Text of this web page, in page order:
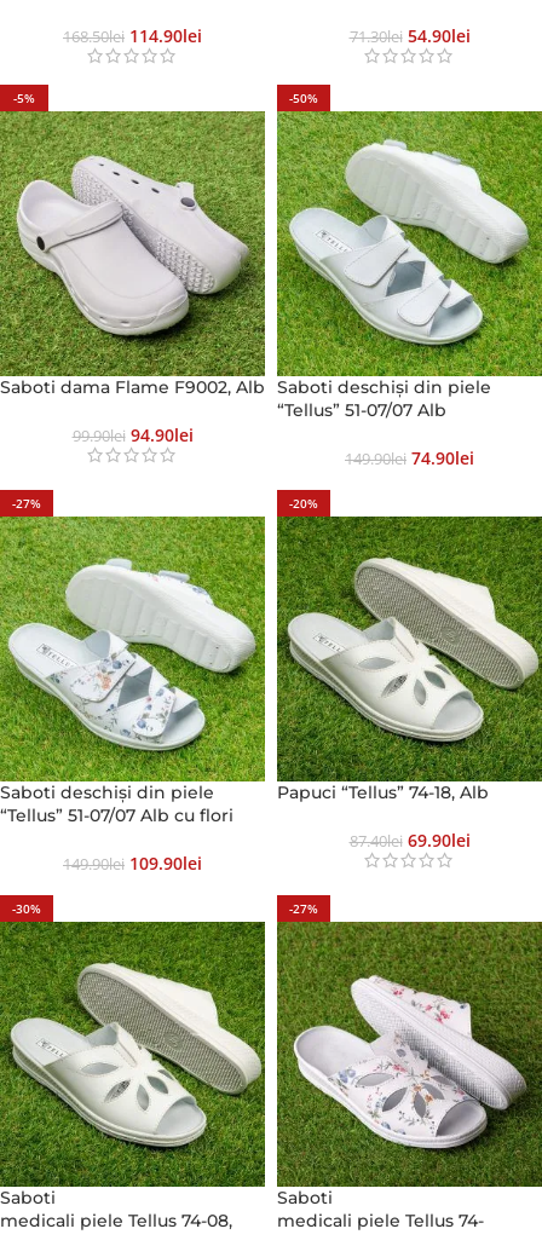
168.50Lei 114.90Lei 71.30Lei 54.90Lei
-5%
Saboti dama Flame F9002, Alb
99.90Lei 94.90Lei
-50%
Saboti deschiși din piele
“Tellus” 51-07/07 Alb
149.90Lei 74.90Lei
-27%
Saboti deschiși din piele
“Tellus” 51-07/07 Alb cu flori
149.90Lei 109.90Lei
-20%
Papuci “Tellus” 74-18, Alb
87.40Lei 69.90Lei
-30%
Saboti
medicali piele Tellus 74-08,
-27%
Saboti
medicali piele Tellus 74-